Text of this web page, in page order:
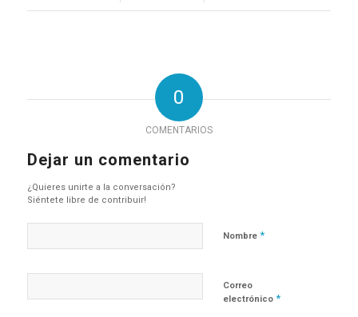
0
COMENTARIOS
Dejar un comentario
¿Quieres unirte a la conversación?
Siéntete libre de contribuir!
Nombre *
Correo
electrónico *